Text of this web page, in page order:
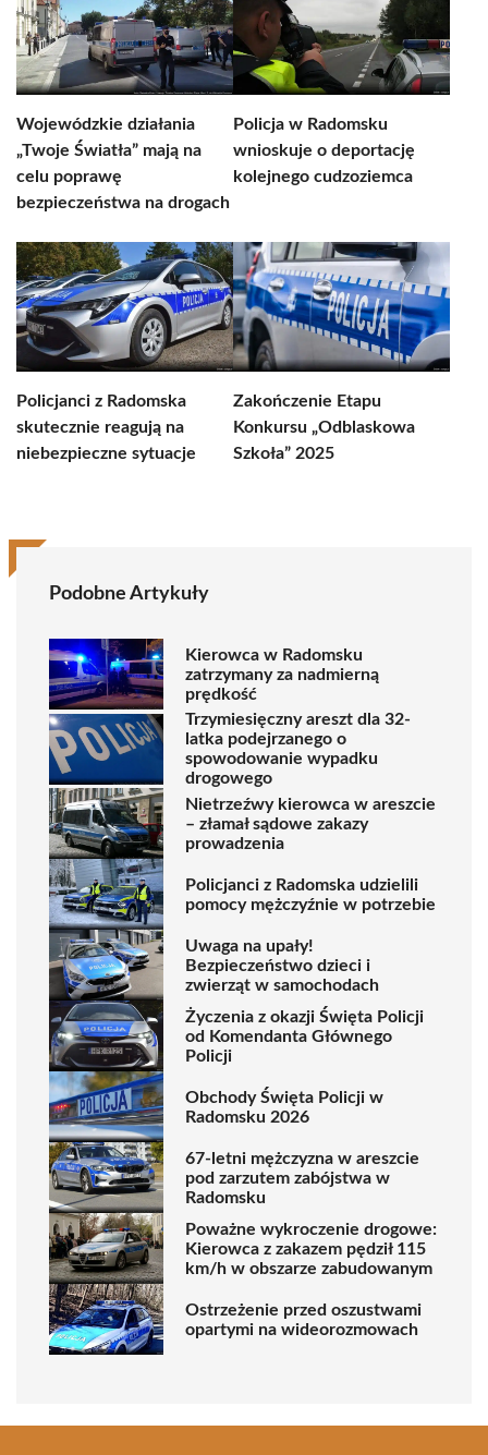
Wojewódzkie działania
„Twoje Światła” mają na
celu poprawę
bezpieczeństwa na drogach
Policja w Radomsku
wnioskuje o deportację
kolejnego cudzoziemca
Policjanci z Radomska
skutecznie reagują na
niebezpieczne sytuacje
Zakończenie Etapu
Konkursu „Odblaskowa
Szkoła” 2025
Podobne Artykuły
Kierowca w Radomsku
zatrzymany za nadmierną
prędkość
Trzymiesięczny areszt dla 32-
latka podejrzanego o
spowodowanie wypadku
drogowego
Nietrzeźwy kierowca w areszcie
– złamał sądowe zakazy
prowadzenia
Policjanci z Radomska udzielili
pomocy mężczyźnie w potrzebie
Uwaga na upały!
Bezpieczeństwo dzieci i
zwierząt w samochodach
Życzenia z okazji Święta Policji
od Komendanta Głównego
Policji
Obchody Święta Policji w
Radomsku 2026
67-letni mężczyzna w areszcie
pod zarzutem zabójstwa w
Radomsku
Poważne wykroczenie drogowe:
Kierowca z zakazem pędził 115
km/h w obszarze zabudowanym
Ostrzeżenie przed oszustwami
opartymi na wideorozmowach